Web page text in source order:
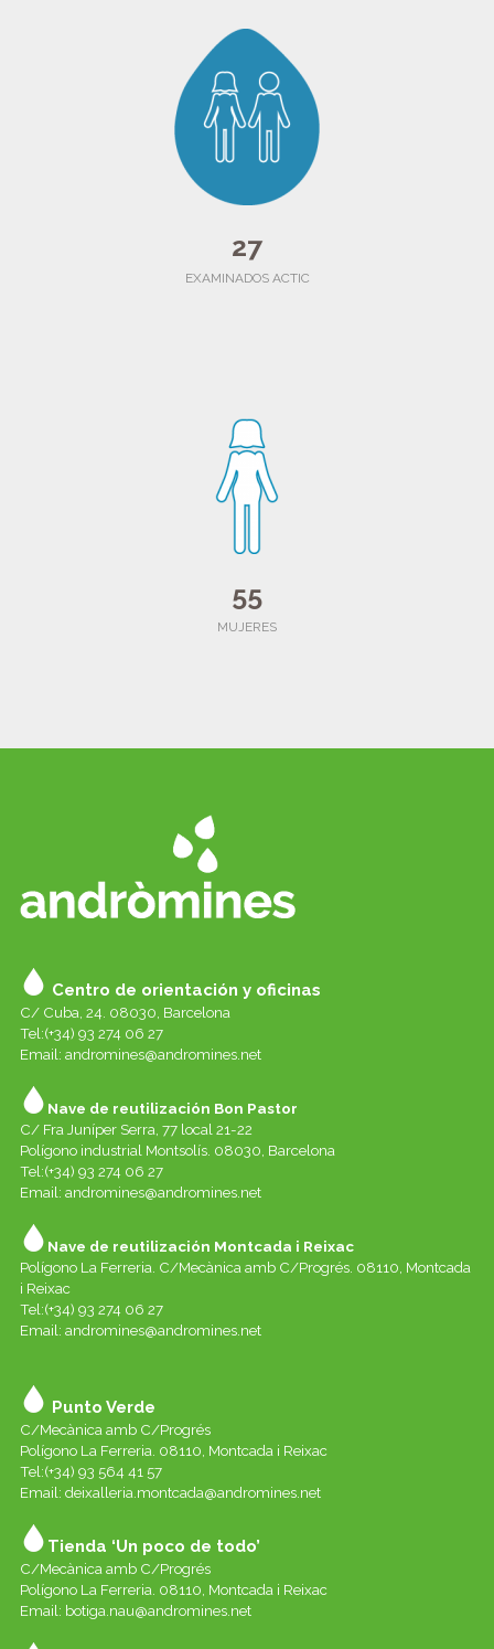
27
EXAMINADOS ACTIC
55
MUJERES
Centro de orientación y oficinas
C/ Cuba, 24. 08030, Barcelona
Tel:(+34) 93 274 06 27
Email: andromines@andromines.net
Nave de reutilización Bon Pastor
C/ Fra Juníper Serra, 77 local 21-22
Polígono industrial Montsolís. 08030, Barcelona
Tel:(+34) 93 274 06 27
Email: andromines@andromines.net
Nave de reutilización Montcada i Reixac
Polígono La Ferreria. C/Mecànica amb C/Progrés. 08110, Montcada
i Reixac
Tel:(+34) 93 274 06 27
Email: andromines@andromines.net
Punto Verde
C/Mecànica amb C/Progrés
Polígono La Ferreria. 08110, Montcada i Reixac
Tel:(+34) 93 564 41 57
Email: deixalleria.montcada@andromines.net
Tienda ‘Un poco de todo’
C/Mecànica amb C/Progrés
Polígono La Ferreria. 08110, Montcada i Reixac
Email: botiga.nau@andromines.net